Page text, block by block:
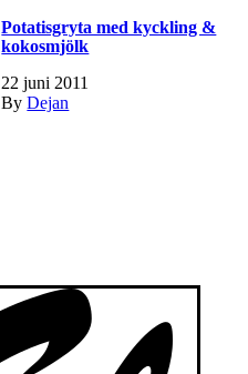
Potatisgryta med kyckling &
kokosmjölk
22 juni 2011
By Dejan